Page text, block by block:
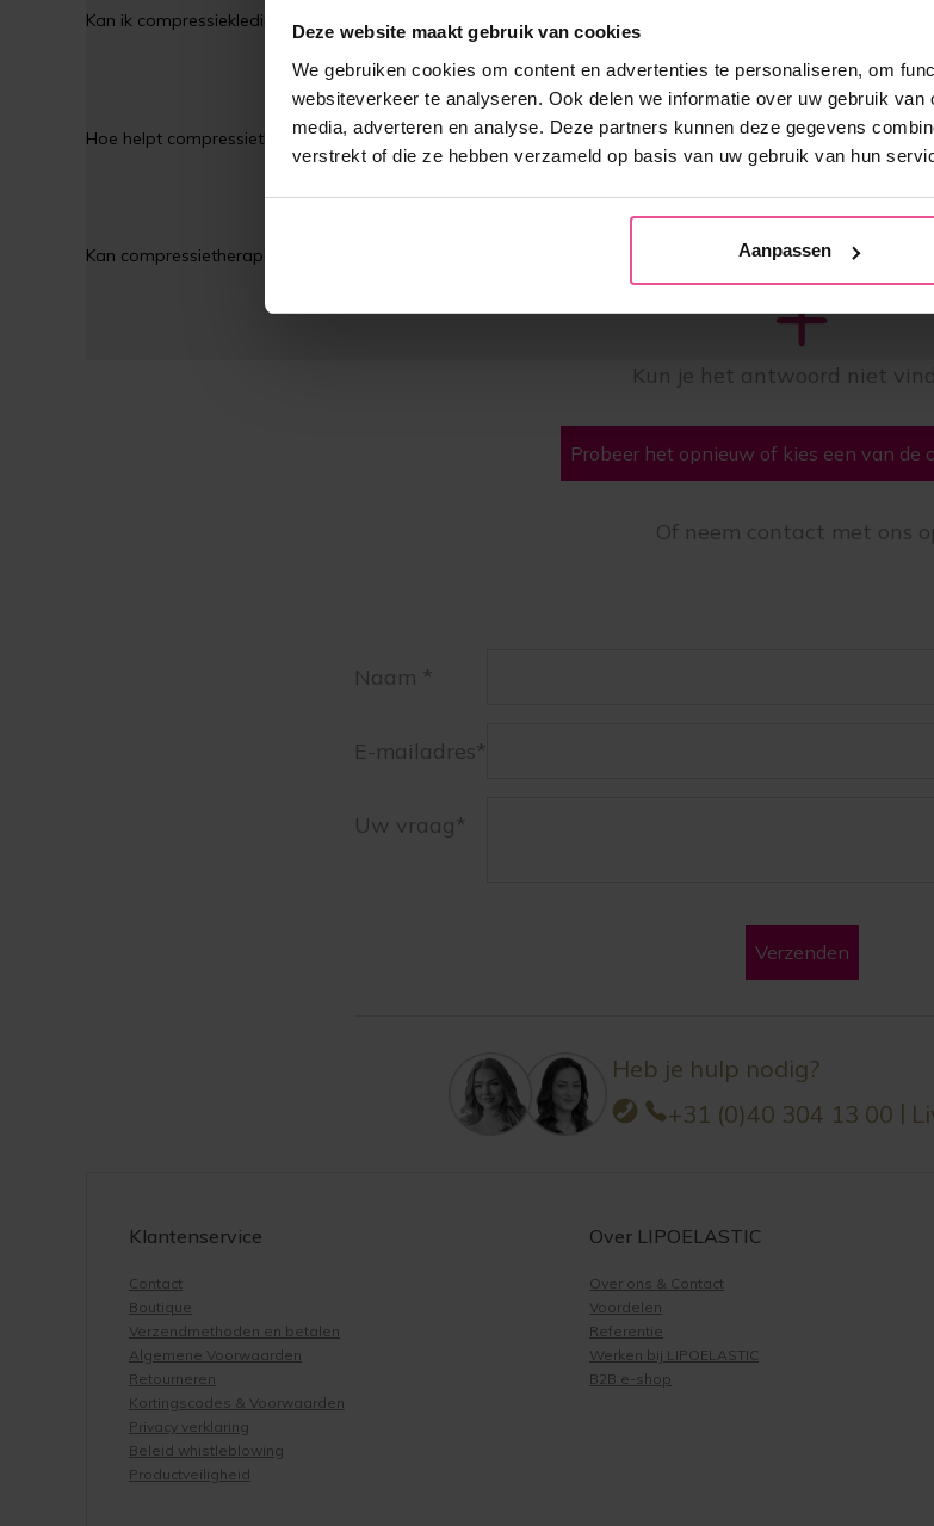
Deze website maakt gebruik van cookies
We gebruiken cookies om content en advertenties te personaliseren, om
websiteverkeer te analyseren. Ook delen we informatie over uw gebruik
media, adverteren en analyse. Deze partners kunnen deze gegevens
verstrekt of die ze hebben verzameld op basis van uw gebruik van hun
Aanpassen
Kan ik compressiekleding dragen tijdens het sporten?
Hoe helpt compressietherapie vrouwen met Lipoedeem?
Kan compressietherapie Lipoedeem volledig genezen?
Kun je het antwoord niet
Probeer het opnieuw of kies een van de
Of neem contact met ons
Naam *
E-mailadres*
Uw vraag*
Verzenden
Heb je hulp nodig?
+31 (0)40 304 13 00 |
Klantenservice
Contact
Boutique
Verzendmethoden en betalen
Algemene Voorwaarden
Retourneren
Kortingscodes & Voorwaarden
Privacy verklaring
Beleid whistleblowing
Productveiligheid
Over LIPOELASTIC
Over ons & Contact
Voordelen
Referentie
Werken bij LIPOELASTIC
B2B e-shop